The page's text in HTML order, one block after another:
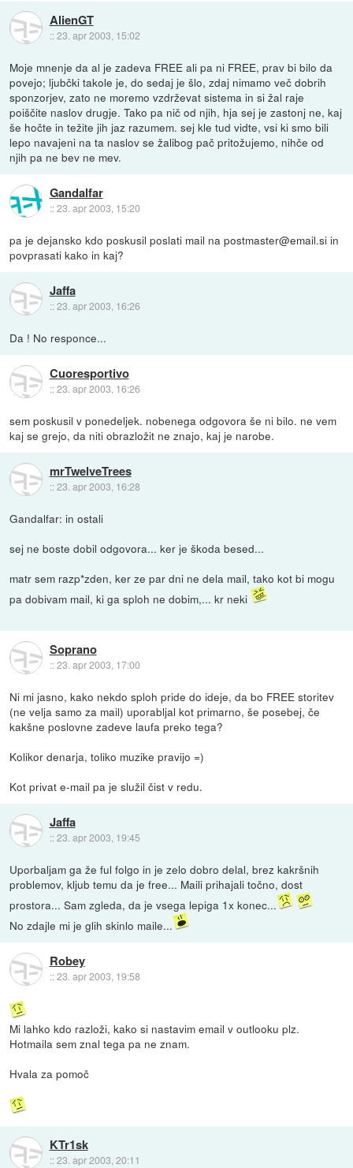
AlienGT
::23. apr 2003, 15:02
Moje mnenje da al je zadeva FREE ali pa ni FREE, prav bi bilo da
povejo; ljubčki takole je, do sedaj je šlo, zdaj nimamo več dobrih
sponzorjev, zato ne moremo vzdrževat sistema in si žal raje
poiščite naslov drugje. Tako pa nič od njih, hja sej je zastonj ne, kaj
še hočte in težite jih jaz razumem. sej kle tud vidte, vsi ki smo bili
lepo navajeni na ta naslov se žalibog pač pritožujemo, nihče od
njih pa ne bev ne mev.
Gandalfar
::23. apr 2003, 15:20
pa je dejansko kdo poskusil poslati mail na postmaster@email.si in
povprasati kako in kaj?
Jaffa
::23. apr 2003, 16:26
Da ! No responce...
Cuoresportivo
::23. apr 2003, 16:26
sem poskusil v ponedeljek. nobenega odgovora še ni bilo. ne vem
kaj se grejo, da niti obrazložit ne znajo, kaj je narobe.
mrTwelveTrees
::23. apr 2003, 16:28
Gandalfar: in ostali
sej ne boste dobil odgovora... ker je škoda besed...
matr sem razp*zden, ker ze par dni ne dela mail, tako kot bi mogu
pa dobivam mail, ki ga sploh ne dobim,... kr neki
Soprano
::23. apr 2003, 17:00
Ni mi jasno, kako nekdo sploh pride do ideje, da bo FREE storitev
(ne velja samo za mail) uporabljal kot primarno, še posebej, če
kakšne poslovne zadeve laufa preko tega?
Kolikor denarja, toliko muzike pravijo =)
Kot privat e-mail pa je služil čist v redu.
Jaffa
::23. apr 2003, 19:45
Uporbaljam ga že ful folgo in je zelo dobro delal, brez kakršnih
problemov, kljub temu da je free... Maili prihajali točno, dost
prostora... Sam zgleda, da je vsega lepiga 1x konec...
No zdajle mi je glih skinlo maile...
Robey
::23. apr 2003, 19:58
Mi lahko kdo razloži, kako si nastavim email v outlooku plz.
Hotmaila sem znal tega pa ne znam.
Hvala za pomoč
KTr1sk
::23. apr 2003, 20:11